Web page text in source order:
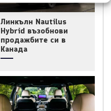
Линкълн Nautilus
Hybrid възобнови
продажбите си в
Канада